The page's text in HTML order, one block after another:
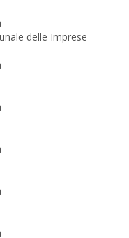
delle Imprese